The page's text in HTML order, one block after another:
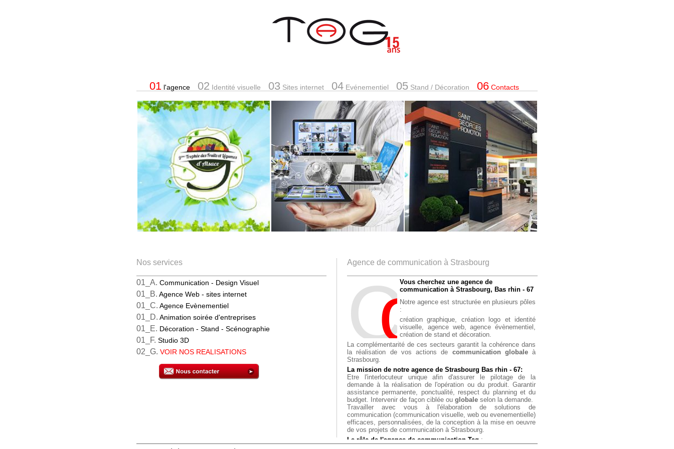
01l'agence 02 Identité visuelle 03 Sites internet 04Evénementiel 05Stand / Décoration 06Contacts
Nos services
01_A. Communication - Design Visuel
01_B. Agence Web - sites internet
01_C. Agence Evènementiel
01_D. Animation soirée d'entreprises
01_E. Décoration - Stand - Scénographie
01_F. Studio 3D
02_G. VOIR NOS REALISATIONS
Agence de communication à Strasbourg
CoM
Vous cherchez une agence de
communication à Strasbourg, Bas rhin - 67
Notre agence est structurée en plusieurs pôles
:
création graphique,
création logo et identité
visuelle,
agence web,
agence évènementiel,
création de stand et décoration.
La complémentarité de ces secteurs garantit la cohérence dans
la réalisation de vos actions de communication globaleà
Strasbourg.
La mission de notre agence de Strasbourg Bas rhin - 67:
Etre l'interlocuteur unique afin d'assurer le pilotage de la
demande à la réalisation de l'opération ou du produit. Garantir
assistance permanente, ponctualité, respect du planning et du
budget. Intervenir de façon ciblée ou globale selon la demande.
Travailler avec vous à l'élaboration de solutions de
communication (communication visuelle, web ou evenementielle)
efficaces, personnalisées, de la conception à la mise en oeuvre
de vos projets de communication à Strasbourg.
Le rôle de l'agence de communication Tag :